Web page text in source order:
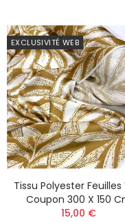
EXCLUSIVITÉ WEB
Tissu Polyester Feuilles
Coupon 300 X 150
15,00 €